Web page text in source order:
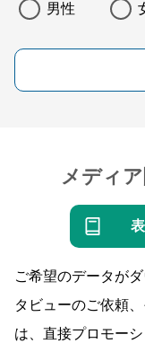
男性
メディ
ご希望のデータが
タビューのご依頼
は、直接プロモー